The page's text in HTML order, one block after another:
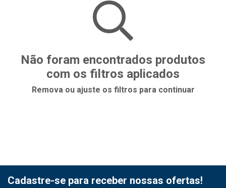
Não foram encontrados produtos
com os filtros aplicados
Remova ou ajuste os filtros para continuar
Cadastre-se para receber nossas ofertas!